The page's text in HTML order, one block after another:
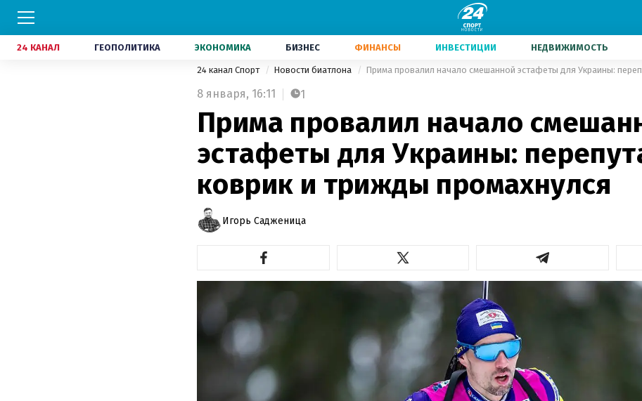
24 КАНАЛ ГЕОПОЛИТИКА ЭКОНОМИКА БИЗНЕС ФИНАНСЫ ИНВЕСТИЦИИ НЕДВИЖИМОСТЬ
24 канал Спорт Новости биатлона
8 января, 16:11 1
Прима провалил начало
эстафеты для Украины:
коврик и трижды промахнулся
Игорь Садженица